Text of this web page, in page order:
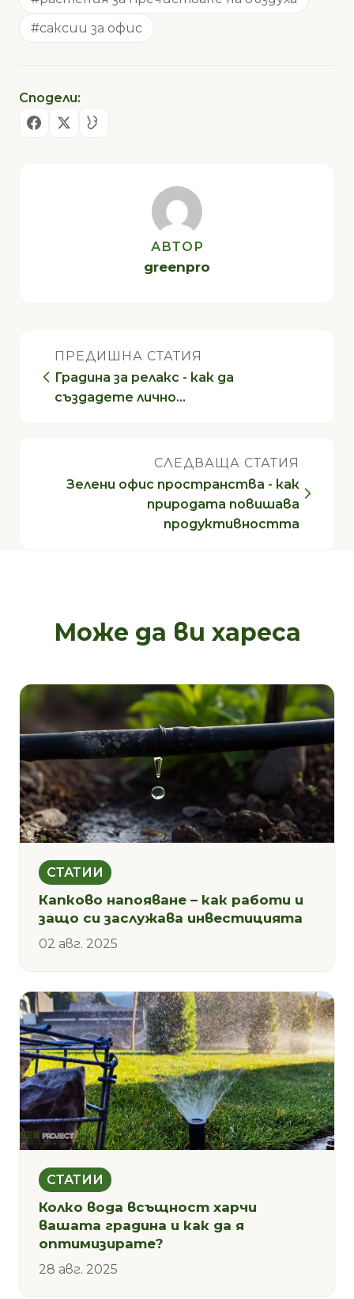
#саксии за офис
Сподели:
АВТОР
greenpro
ПРЕДИШНА СТАТИЯ
Градина за релакс - как да
създадете лично…
СЛЕДВАЩА СТАТИЯ
Зелени офис пространства - как
природата повишава
продуктивността
Може да ви хареса
СТАТИИ
Капково напояване – как работи и
защо си заслужава инвестицията
02 авг. 2025
СТАТИИ
Колко вода всъщност харчи
вашата градина и как да я
оптимизирате?
28 авг. 2025